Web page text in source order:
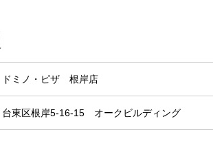
ドミノ・ピザ 根岸店
台東区根岸5-16-15 オークビルディング